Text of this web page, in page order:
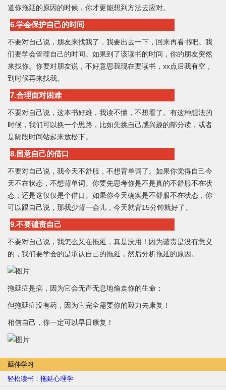
道你拖延的原因的时候，你才更能想到方法去应对。
6.学会保护自己的时间
不要对自己说，朋友来找我了，我要出去一下，回来再看书吧。我
们要学会管理自己的时间。如果到了该读书的时间，你的朋友突然
来找你。你要对朋友说，不好意思我现在要读书，xx点后我有空，
到时候再来找我。
7.合理面对困难
不要对自己说，这本书好难，我读不懂，不想看了。有这种想法的
时候，我们可以换一个思路，比如先挑自己感兴趣的部分读，或者
是隔段时间站起来放松下。
8.留意自己的借口
不要对自己说，我今天不舒服，不想背单词了。如果你觉得自己今
天不在状态，不想背单词。你要先思考你是不是真的不舒服不在状
态，还是这仅仅是个借口。如果你今天确实是不舒服不在状态，你
可以跟自己说，那我少背一会儿，今天就背15分钟就好了。
9.不要谴责自己
不要对自己说，我怎么又在拖延，真是没用！因为谴责是没有意义
的，我们要学会的是承认自己的拖延，然后分析拖延的原因。
拖延症是病，因为它会无声无息地偷走你的生命；
但拖延症没有药，因为它完全需要你的毅力去康复！
相信自己，你一定可以早日康复！
延伸学习
轻松读书：拖延心理学